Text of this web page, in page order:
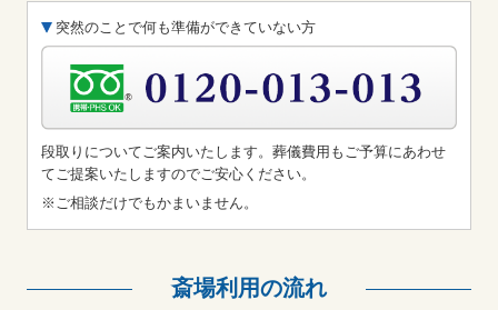
突然のことで何も準備ができていない方
段取りについてご案内いたします。葬儀費用もご予算にあわせ
てご提案いたしますのでご安心ください。
※ご相談だけでもかまいません。
斎場利用の流れ